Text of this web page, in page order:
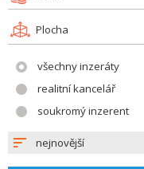
Plocha
všechny inzeráty
realitní kancelář
soukromý inzerent
nejnovější